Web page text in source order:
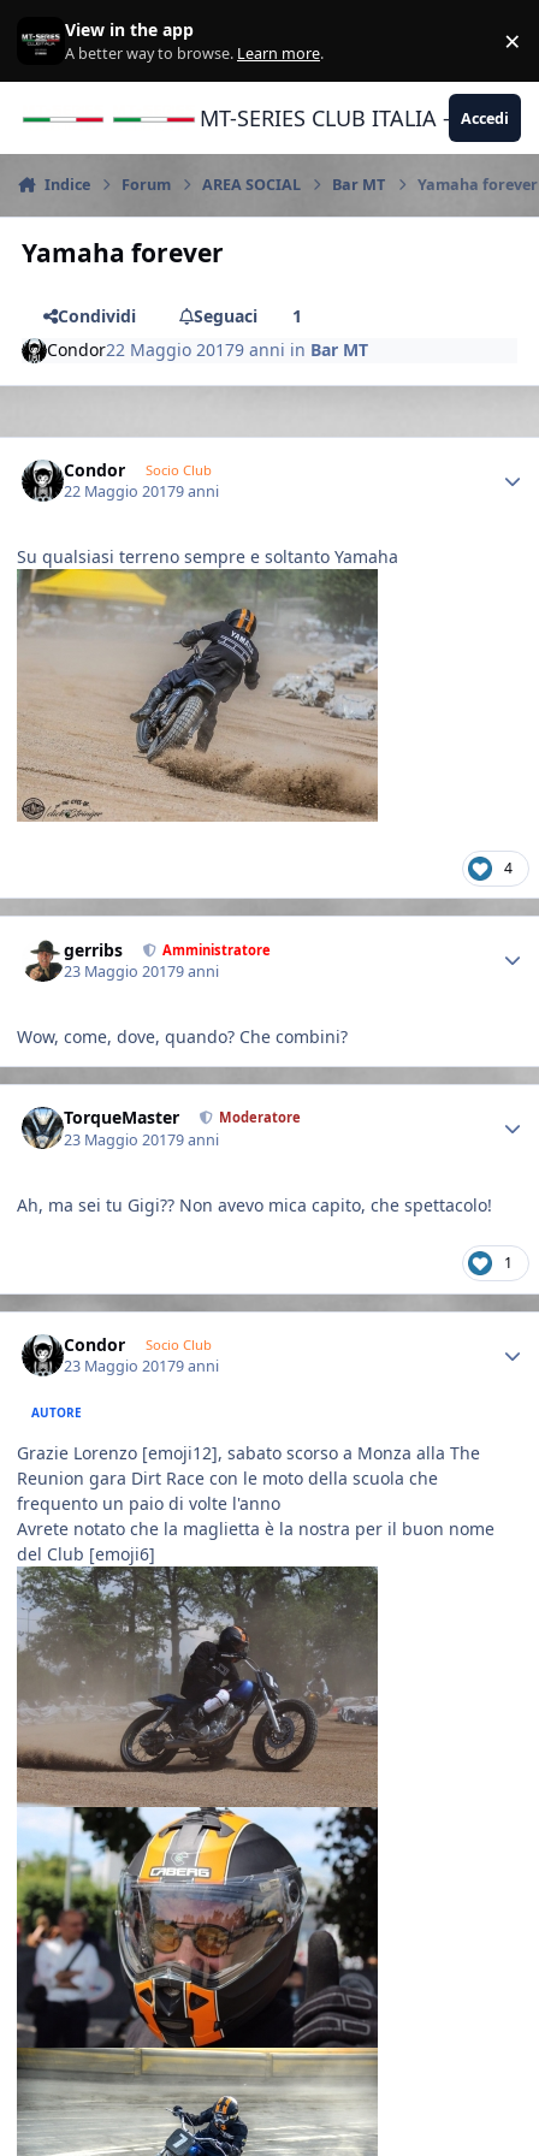
View in the app
A better way to browse. Learn more. ×
MT-SERIES CLUB ITALIA -Accedi
Indice Forum AREA SOCIAL Bar MT Yamaha forever
Yamaha forever
Condividi Seguaci
1
Condor22 Maggio 20179 anni in Bar MT
Condor Socio Club
22 Maggio 20179 anni
Su qualsiasi terreno sempre e soltanto Yamaha
4
gerribs Amministratore
23 Maggio 20179 anni
Wow, come, dove, quando? Che combini?
TorqueMaster Moderatore
23 Maggio 20179 anni
Ah, ma sei tu Gigi?? Non avevo mica capito, che spettacolo!
1
Condor Socio Club
23 Maggio 20179 anni
AUTORE
Grazie Lorenzo [emoji12], sabato scorso a Monza alla The
Reunion gara Dirt Race con le moto della scuola che
frequento un paio di volte l'anno
Avrete notato che la maglietta è la nostra per il buon nome
del Club [emoji6]